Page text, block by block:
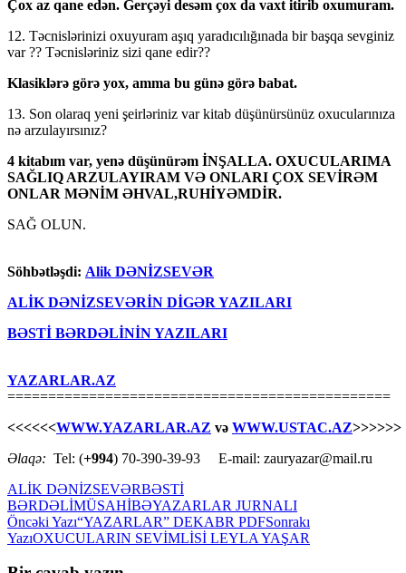
Çox az qane edən. Gerçəyi desəm çox da vaxt itirib oxumuram.
12. Təcnislərinizi oxuyuram aşıq yaradıcılığınada bir başqa sevginiz
var ?? Təcnisləriniz sizi qane edir??
Klasiklərə görə yox, amma bu günə görə babat.
13. Son olaraq yeni şeirləriniz var kitab düşünürsünüz oxucularınıza
nə arzulayırsınız?
4 kitabım var, yenə düşünürəm İNŞALLA. OXUCULARIMA
SAĞLIQ ARZULAYIRAM VƏ ONLARI ÇOX SEVİRƏM
ONLAR MƏNİM ƏHVAL,RUHİYƏMDİR.
SAĞ OLUN.
Söhbətləşdi: Alik DƏNİZSEVƏR
ALİK DƏNİZSEVƏRİN DİGƏR YAZILARI
BƏSTİ BƏRDƏLİNİN YAZILARI
YAZARLAR.AZ
===============================================
<<<<<<WWW.YAZARLAR.AZ və WWW.USTAC.AZ>>>>>>
Əlaqə: Tel: (+994) 70-390-39-93 E-mail: zauryazar@mail.ru
ALİK DƏNİZSEVƏRBƏSTİ
BƏRDƏLİMÜSAHİBƏYAZARLAR JURNALI
Yazılar
üzrə
Öncəki Yazı“YAZARLAR” DEKABR PDFSonrakı
YazıOXUCULARIN SEVİMLİSİ LEYLA YAŞAR